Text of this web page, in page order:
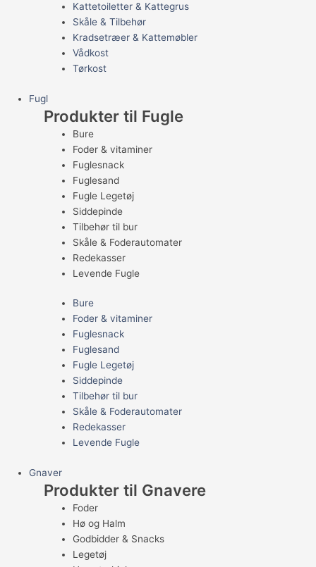
Kattetoiletter & Kattegrus
Skåle & Tilbehør
Kradsetræer & Kattemøbler
Vådkost
Tørkost
Fugl
Produkter til Fugle
Bure
Foder & vitaminer
Fuglesnack
Fuglesand
Fugle Legetøj
Siddepinde
Tilbehør til bur
Skåle & Foderautomater
Redekasser
Levende Fugle
Bure
Foder & vitaminer
Fuglesnack
Fuglesand
Fugle Legetøj
Siddepinde
Tilbehør til bur
Skåle & Foderautomater
Redekasser
Levende Fugle
Gnaver
Produkter til Gnavere
Foder
Hø og Halm
Godbidder & Snacks
Legetøj